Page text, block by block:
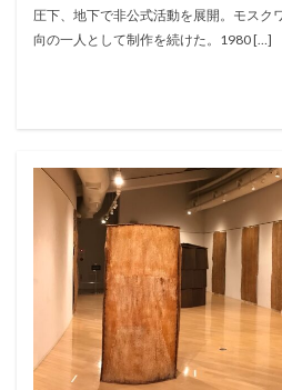
圧下、地下で非公式活動を展開。モスク
向の一人として制作を続けた。1980 […]